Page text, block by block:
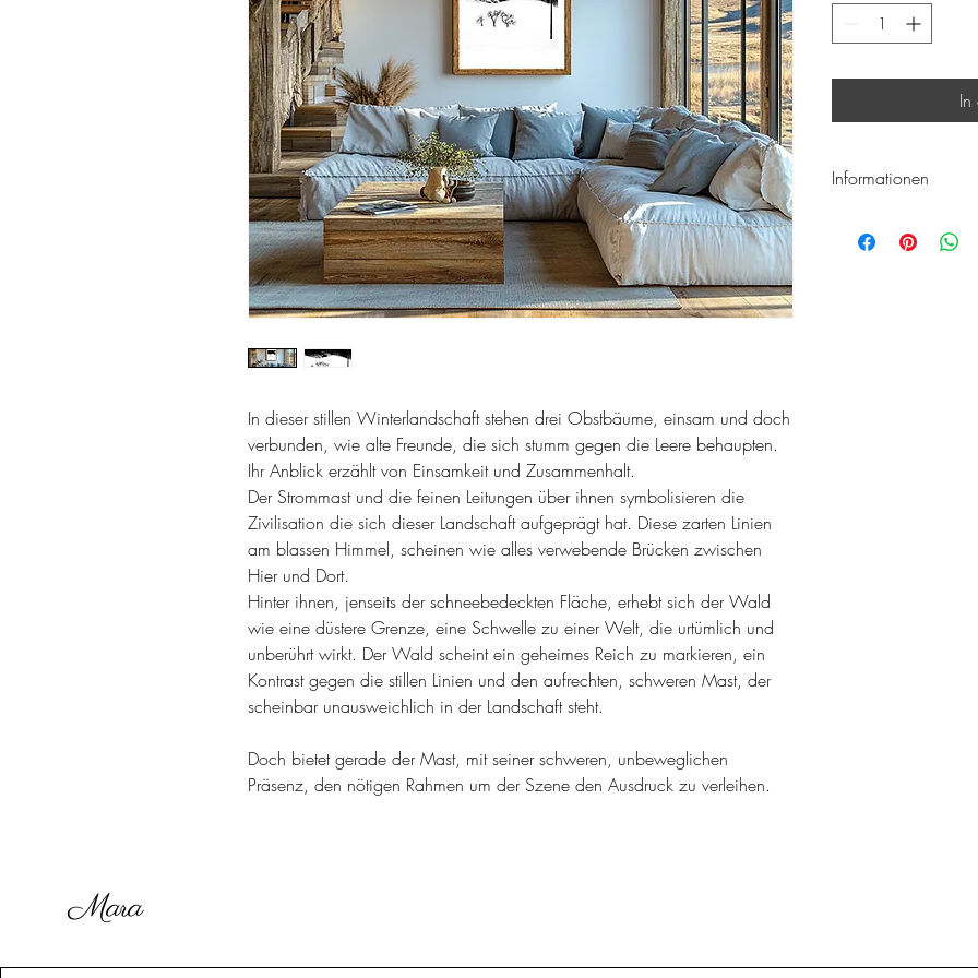
In dieser stillen Winterlandschaft stehen drei Obstbäume, einsam und doch
verbunden, wie alte Freunde, die sich stumm gegen die Leere behaupten.
Ihr Anblick erzählt von Einsamkeit und Zusammenhalt.
Der Strommast und die feinen Leitungen über ihnen symbolisieren die
Zivilisation die sich dieser Landschaft aufgeprägt hat. Diese zarten Linien
am blassen Himmel, scheinen wie alles verwebende Brücken zwischen
Hier und Dort.
Hinter ihnen, jenseits der schneebedeckten Fläche, erhebt sich der Wald
wie eine düstere Grenze, eine Schwelle zu einer Welt, die urtümlich und
unberührt wirkt. Der Wald scheint ein geheimes Reich zu markieren, ein
Kontrast gegen die stillen Linien und den aufrechten, schweren Mast, der
scheinbar unausweichlich in der Landschaft steht.
Doch bietet gerade der Mast, mit seiner schweren, unbeweglichen
Präsenz, den nötigen Rahmen um der Szene den Ausdruck zu verleihen.
Informationen
passendem
Mara